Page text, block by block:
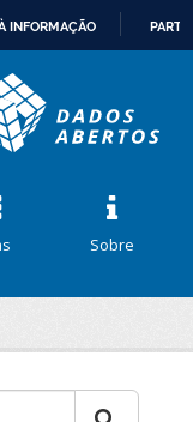
INFORMAÇÃO
Sobre